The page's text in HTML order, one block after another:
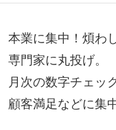
本業に集中！煩わ
専門家に丸投げ。
月次の数字チェッ
顧客満足などに集